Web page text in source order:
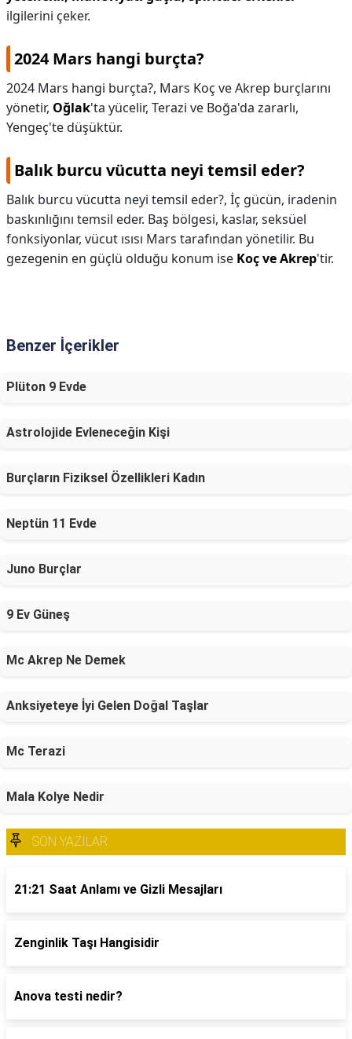
ilgilerini çeker.
2024 Mars hangi burçta?
2024 Mars hangi burçta?, Mars Koç ve Akrep burçlarını
yönetir, Oğlak'ta yücelir, Terazi ve Boğa'da zararlı,
Yengeç'te düşüktür.
Balık burcu vücutta neyi temsil eder?
Balık burcu vücutta neyi temsil eder?, İç gücün, iradenin
baskınlığını temsil eder. Baş bölgesi, kaslar, seksüel
fonksiyonlar, vücut ısısı Mars tarafından yönetilir. Bu
gezegenin en güçlü olduğu konum ise Koç ve Akrep'tir.
Benzer İçerikler
Plüton 9 Evde
Astrolojide Evleneceğin Kişi
Burçların Fiziksel Özellikleri Kadın
Neptün 11 Evde
Juno Burçlar
9 Ev Güneş
Mc Akrep Ne Demek
Anksiyeteye İyi Gelen Doğal Taşlar
Mc Terazi
Mala Kolye Nedir
SON YAZILAR
21:21 Saat Anlamı ve Gizli Mesajları
Zenginlik Taşı Hangisidir
Anova testi nedir?